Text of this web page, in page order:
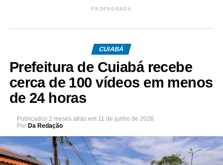
PROPAGANDA
CUIABÁ
Prefeitura de Cuiabá recebe
cerca de 100 vídeos em menos
de 24 horas
Publicados 2 meses atrás em 11 de junho de 2026
Por Da Redação